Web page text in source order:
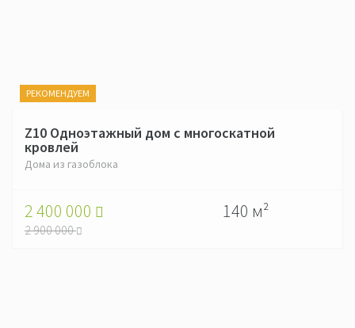
РЕКОМЕНДУЕМ
Z10 Одноэтажный дом с многоскатной
кровлей
Дома из газоблока
2 400 000
2 900 000
140 м²